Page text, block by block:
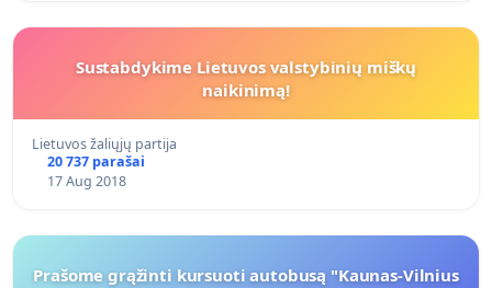
Sustabdykime Lietuvos valstybinių miškų
naikinimą!
Lietuvos žaliųjų partija
20 737 parašai
17 Aug 2018
Prašome grąžinti kursuoti autobusą "Kaunas-Vilnius